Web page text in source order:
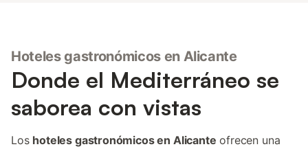
Hoteles gastronómicos en Alicante
Donde el Mediterráneo se
saborea con vistas
Los hoteles gastronómicos en Alicante ofrecen una